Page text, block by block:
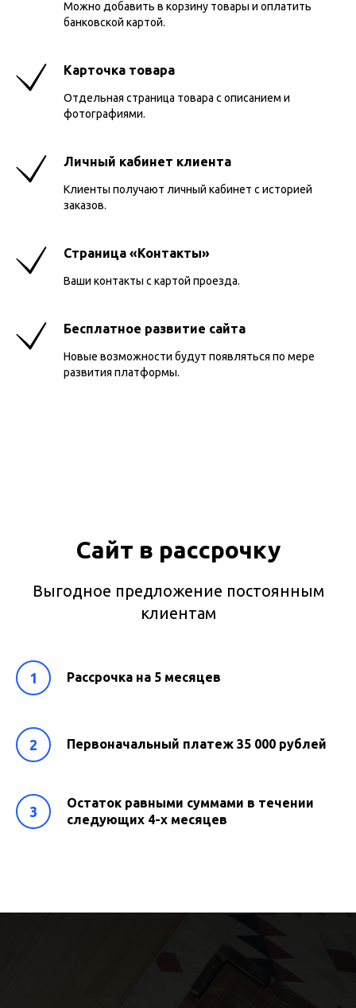
Можно добавить в корзину товары и оплатить
банковской картой.
Карточка товара
Отдельная страница товара с описанием и
фотографиями.
Личный кабинет клиента
Клиенты получают личный кабинет с историей
заказов.
Страница «Контакты»
Ваши контакты с картой проезда.
Бесплатное развитие сайта
Новые возможности будут появляться по мере
развития платформы.
Сайт в рассрочку
Выгодное предложение постоянным
клиентам
Рассрочка на 5 месяцев
Первоначальный платеж 35 000 рублей
Остаток равными суммами в течении
следующих 4-х месяцев